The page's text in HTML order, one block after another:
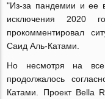
"Из-за пандемии и ее
исключения 2020
прокомментировал
Саид Аль-Катами.
Но несмотря на все
продолжалось
Катами. Проект Bella